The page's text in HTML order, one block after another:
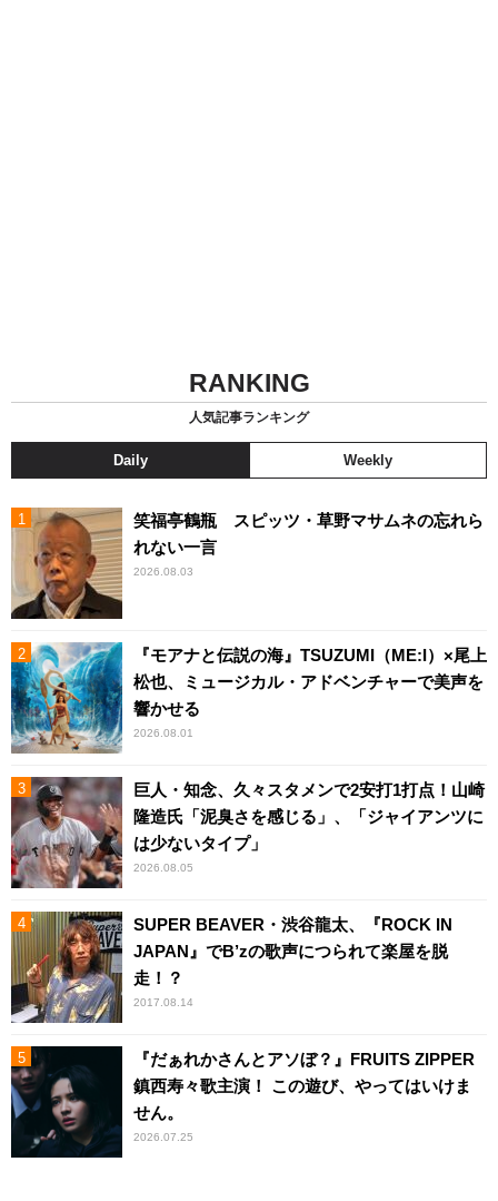
RANKING
人気記事ランキング
Daily Weekly
笑福亭鶴瓶 スピッツ・草野マサムネの忘れら
れない一言
2026.08.03
『モアナと伝説の海』TSUZUMI（ME:I）×尾上
松也、ミュージカル・アドベンチャーで美声を
響かせる
2026.08.01
巨人・知念、久々スタメンで2安打1打点！山崎
隆造氏「泥臭さを感じる」、「ジャイアンツに
は少ないタイプ」
2026.08.05
SUPER BEAVER・渋谷龍太、『ROCK IN
JAPAN』でB’zの歌声につられて楽屋を脱
走！？
2017.08.14
『だぁれかさんとアソぼ？』FRUITS ZIPPER
鎮西寿々歌主演！ この遊び、やってはいけま
せん。
2026.07.25